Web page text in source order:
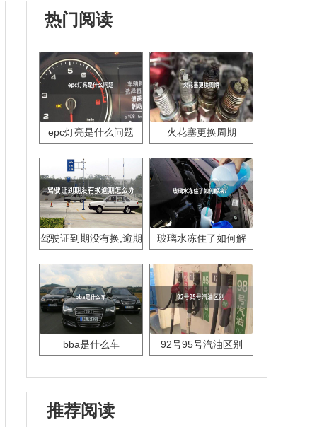
热门阅读
epc灯亮是什么问题 火花塞更换周期
驾驶证到期没有换,逾期
玻璃水冻住了如何解
bba是什么车 92号95号汽油区别
推荐阅读